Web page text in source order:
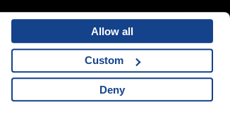
Allow all
Custom
Deny